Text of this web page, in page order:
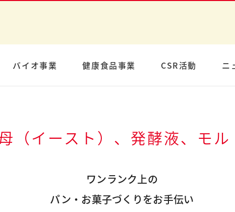
バイオ事業 健康食品事業 CSR活動 ニ
（イースト）、発酵液、モ
ワンランク上の
パン・お菓子づくりをお手伝い